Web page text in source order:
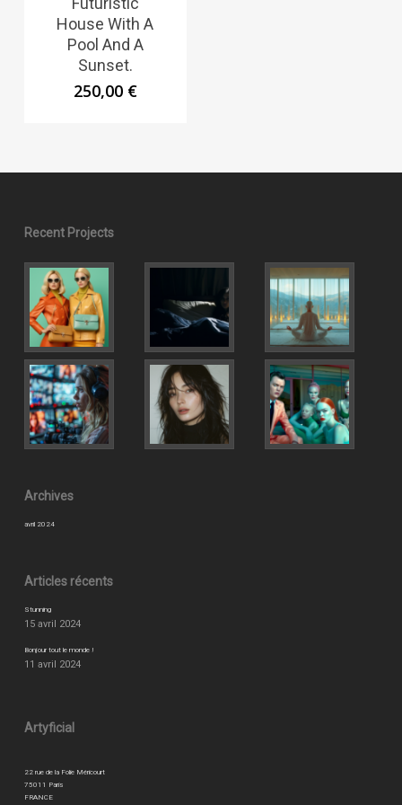
House With A
Pool And A
Sunset.
250,00 €
Recent Projects
Archives
avril 2024
Articles récents
Stunning
15 avril 2024
Bonjour tout le monde !
11 avril 2024
Artyficial
22 rue de la Folie Méricourt
75011 Paris
FRANCE